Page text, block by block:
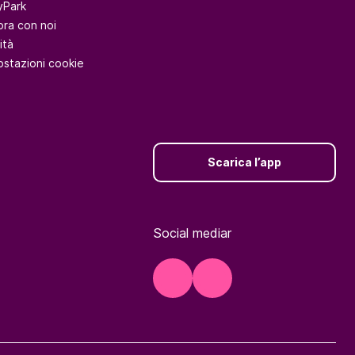
con noi
cookie
Scarica l’app
Social mediar